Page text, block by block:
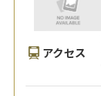
アクセス